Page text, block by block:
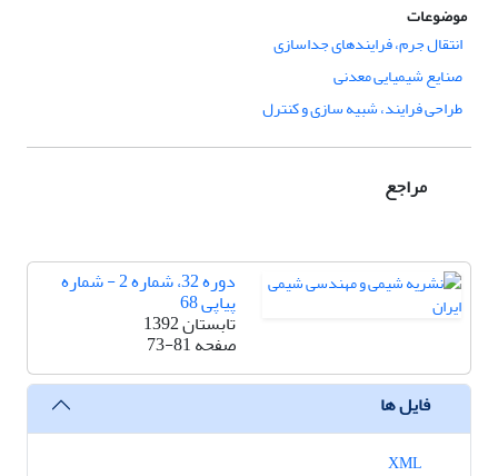
موضوعات
انتقال جرم، فرایندهای جداسازی
صنایع شیمیایی معدنی
طراحی فرایند، شبیه سازی و کنترل
مراجع
دوره 32، شماره 2 - شماره
پیاپی 68
تابستان 1392
صفحه73-81
فایل ها